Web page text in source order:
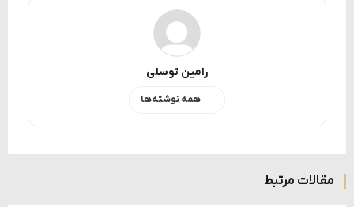
رامین توسلی
همه نوشته‌ها
مقالات مرتبط